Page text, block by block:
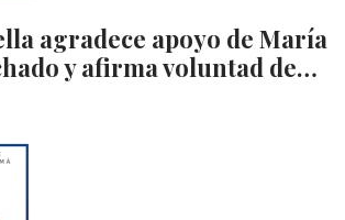
agradece apoyo de María
y afirma voluntad de…